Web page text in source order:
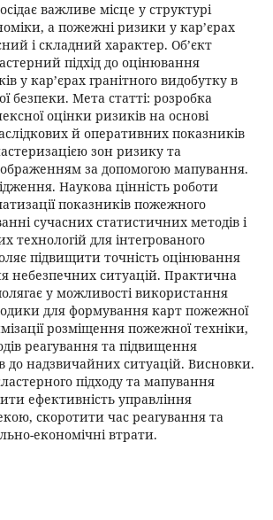
важливе місце у структурі
а пожежні ризики у кар’єрах
і складний характер. Об’єкт
підхід до оцінювання
у кар’єрах гранітного видобутку в
безпеки. Мета статті: розробка
оцінки ризиків на основі
й оперативних показників
зон ризику та
за допомогою мапування.
Наукова цінність роботи
показників пожежного
сучасних статистичних методів і
технологій для інтегрованого
підвищити точність оцінювання
небезпечних ситуацій. Практична
у можливості використання
для формування карт пожежної
розміщення пожежної техніки,
реагування та підвищення
до надзвичайних ситуацій. Висновки.
підходу та мапування
ефективність управління
скоротити час реагування та
економічні втрати.